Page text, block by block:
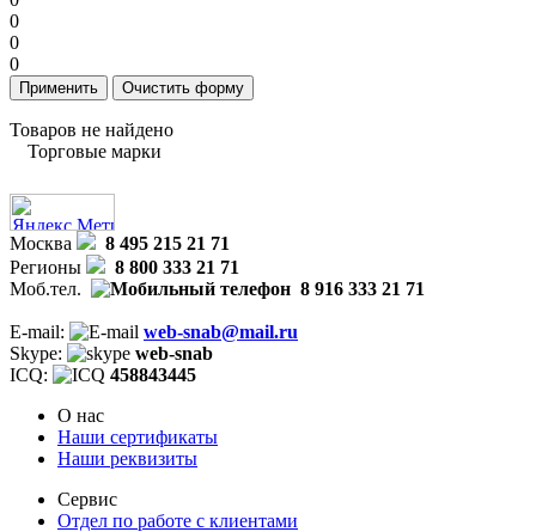
0
0
0
Товаров не найдено
Торговые марки
Москва
8 495 215 21 71
Регионы
8 800 333 21 71
Моб.тел.
8 916 333 21 71
E-mail:
web-snab@mail.ru
Skype:
web-snab
ICQ:
458843445
О нас
Наши сертификаты
Наши реквизиты
Сервис
Отдел по работе с клиентами